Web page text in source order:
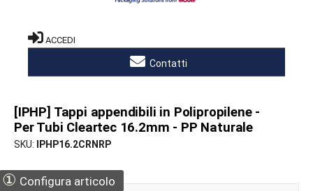
ACCEDI
Contatti
[IPHP] Tappi appendibili in Polipropilene -
Per Tubi Cleartec 16.2mm - PP Naturale
SKU IPHP16.2CRNRP
① Configura articolo